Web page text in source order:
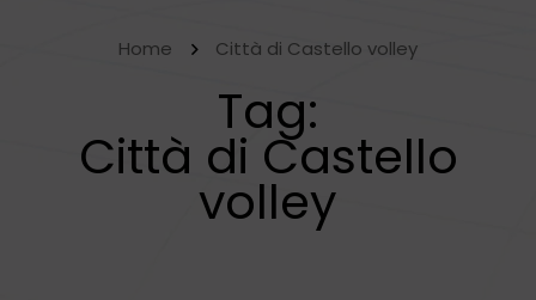
Home Città di Castello volley
Tag:
Città di Castello
volley